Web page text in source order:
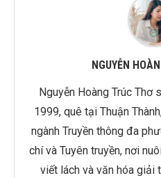
NGUYỄN
Nguyễn Hoàng Trúc Thơ
1999, quê tại Thuận
ngành Truyền thông đa
chí và Tuyên truyền, nơi
viết lách và văn hóa giải